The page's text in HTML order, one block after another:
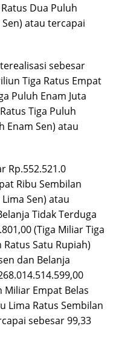
Dua Puluh
atau tercapai
sebesar
Tiga Ratus Empat
Puluh Enam Juta
Tiga Puluh
Enam Sen) atau
Rp.552.521.0
Ribu Sembilan
Sen) atau
Tidak Terduga
(Tiga Miliar Tiga
Satu Rupiah)
dan Belanja
Miliar Empat Belas
Lima Ratus Sembilan
sebesar 99,33